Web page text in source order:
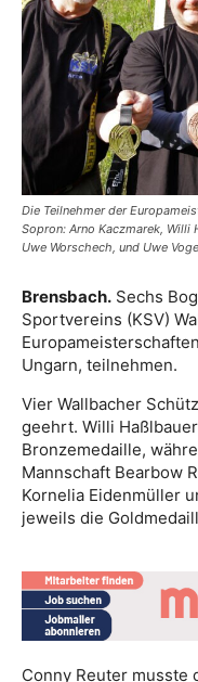
Die Teilnehmer der
Sopron: Arno Kaczmarek, Willi
Uwe Worschech, und Uwe
Brensbach. Sechs
Sportvereins (KSV)
Ungarn, teilnehmen.
Vier Wallbacher
geehrt. Willi
Bronzemedaille,
Mannschaft Bearbow
Kornelia Eidenmüller
jeweils die
Conny Reuter musste